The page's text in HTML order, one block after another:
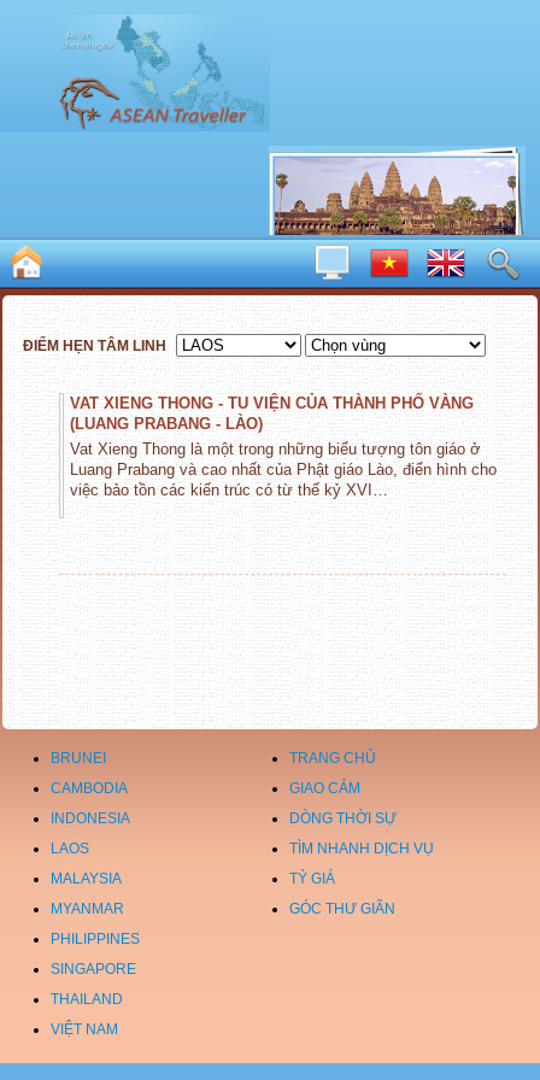
ĐIỂM HẸN TÂM LINH
VAT XIENG THONG - TU VIỆN CỦA THÀNH PHỐ VÀNG
(LUANG PRABANG - LÀO)
Vat Xieng Thong là một trong những biểu tượng tôn giáo ở
Luang Prabang và cao nhất của Phật giáo Lào, điển hình cho
việc bảo tồn các kiến trúc có từ thế kỷ XVI…
BRUNEI
TRANG CHỦ
CAMBODIA
GIAO CẢM
INDONESIA
DÒNG THỜI SỰ
LAOS
TÌM NHANH DỊCH VỤ
MALAYSIA
TỶ GIÁ
MYANMAR
GÓC THƯ GIÃN
PHILIPPINES
SINGAPORE
THAILAND
VIỆT NAM